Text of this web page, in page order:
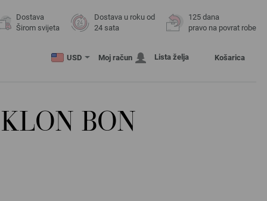
Dostava
Širom svijeta
Dostava u roku od
24 sata
125 dana
pravo na povrat robe
USD Moj račun Lista želja Košarica
BON